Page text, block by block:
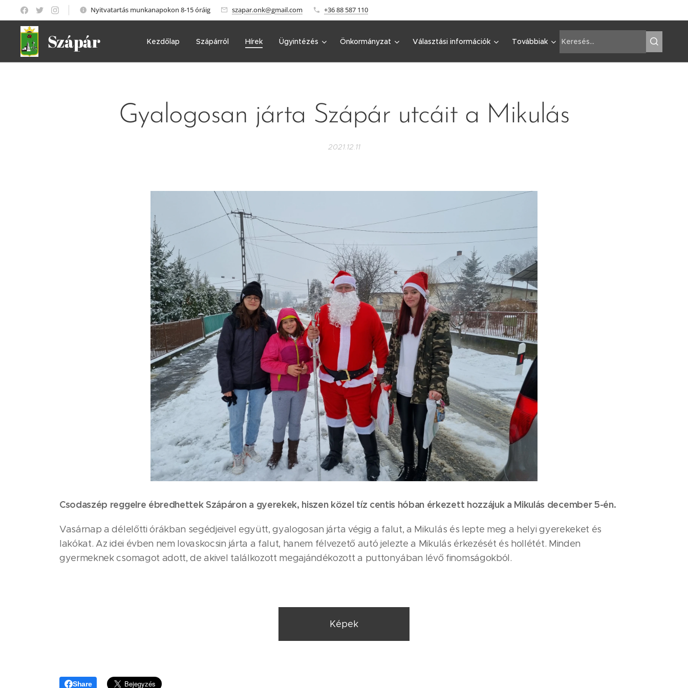
Nyitvatartás munkanapokon 8-15 óráig szapar.onk@gmail.com +36 88 587 110
Szápár Kezdőlap Szápárról Hírek Ügyintézés Önkormányzat Választási információk Továbbiak
Gyalogosan járta Szápár utcáit a Mikulás
2021.12.11
Csodaszép reggelre ébredhettek Szápáron a gyerekek, hiszen közel tíz centis hóban érkezett hozzájuk a Mikulás december 5-én.
Vasárnap a délelőtti órákban segédjeivel együtt, gyalogosan járta végig a falut, a Mikulás és lepte meg a helyi gyerekeket és
lakókat. Az idei évben nem lovaskocsin járta a falut, hanem félvezető autó jelezte a Mikulás érkezését és hollétét. Minden
gyermeknek csomagot adott, de akivel találkozott megajándékozott a puttonyában lévő finomságokból.
Képek
Share